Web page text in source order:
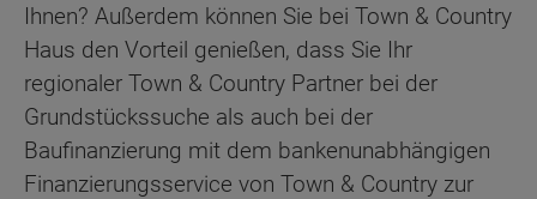
Ihnen? Außerdem können Sie bei Town & Country
Haus den Vorteil genießen, dass Sie Ihr
regionaler Town & Country Partner bei der
Grundstückssuche als auch bei der
Baufinanzierung mit dem bankenunabhängigen
Finanzierungsservice von Town & Country zur